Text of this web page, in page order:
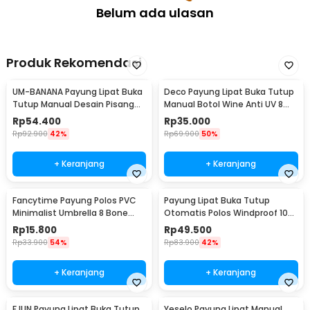
Belum ada ulasan
Produk Rekomendasi
UM-BANANA Payung Lipat Buka
Tutup Manual Desain Pisang
Umbrella 88cm - UME0007
Rp54.400
Rp92.900 42%
+ Keranjang
Deco Payung Lipat Buka Tutup
Manual Botol Wine Anti UV 8
Bone 97cm - YS06
Rp35.000
Rp69.900 50%
+ Keranjang
Fancytime Payung Polos PVC
Minimalist Umbrella 8 Bone
90cm - P075
Rp15.800
Rp33.900 54%
+ Keranjang
Payung Lipat Buka Tutup
Otomatis Polos Windproof 10
Bone 105cm - CJZ13
Rp49.500
Rp83.900 42%
+ Keranjang